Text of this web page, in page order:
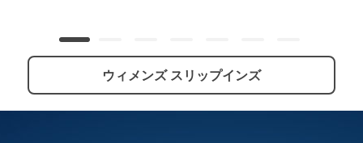
ウィメンズ スリップインズ